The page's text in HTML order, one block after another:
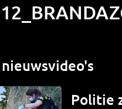
Politie